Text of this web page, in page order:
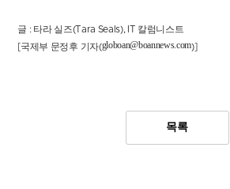
글 : 타라 실즈(Tara Seals), IT 칼럼니스트
[국제부 문정후 기자(globoan@boannews.com)]
목록